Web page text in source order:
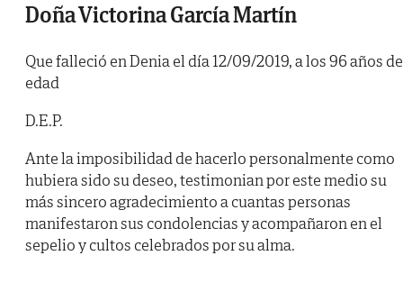
Doña Victorina García Martín
Que falleció en Denia el día 12/09/2019, a los 96 años de
edad
D.E.P.
Ante la imposibilidad de hacerlo personalmente como
hubiera sido su deseo, testimonian por este medio su
más sincero agradecimiento a cuantas personas
manifestaron sus condolencias y acompañaron en el
sepelio y cultos celebrados por su alma.